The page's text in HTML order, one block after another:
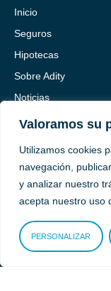
Valoramos su
Utilizamos cookies
navegación,
y analizar nuestro
acepta nuestro uso
PERSONALIZAR
Inicio
Seguros
Hipotecas
Sobre Adity
Noticias
Contacto
Adity Seguros –